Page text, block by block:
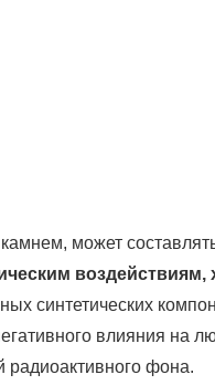
может
воздействиям,
синтетических
влияния на
фона.